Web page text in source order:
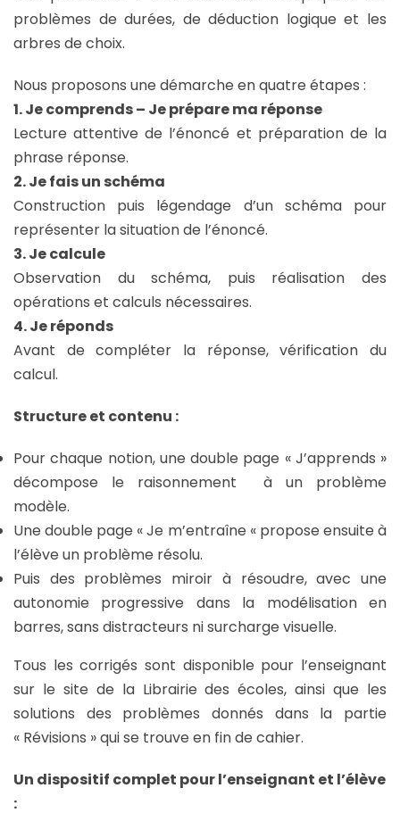
problèmes de durées, de déduction logique et les
arbres de choix.
Nous proposons une démarche en quatre étapes :
1. Je comprends – Je prépare ma réponse
Lecture attentive de l’énoncé et préparation de la
phrase réponse.
2. Je fais un schéma
Construction puis légendage d’un schéma pour
représenter la situation de l’énoncé.
3. Je calcule
Observation du schéma, puis réalisation des
opérations et calculs nécessaires.
4. Je réponds
Avant de compléter la réponse, vérification du
calcul.
Structure et contenu :
Pour chaque notion, une double page « J’apprends »
décompose le raisonnement à un problème
modèle.
Une double page « Je m’entraîne « propose ensuite à
l’élève un problème résolu.
Puis des problèmes miroir à résoudre, avec une
autonomie progressive dans la modélisation en
barres, sans distracteurs ni surcharge visuelle.
Tous les corrigés sont disponible pour l’enseignant
sur le site de la Librairie des écoles, ainsi que les
solutions des problèmes donnés dans la partie
« Révisions » qui se trouve en fin de cahier.
Un dispositif complet pour l’enseignant et l’élève
: